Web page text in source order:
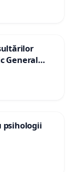
General
psihologii